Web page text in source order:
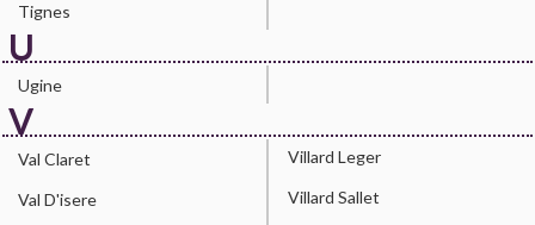
Tignes
U
Ugine
V
Val Claret
Val D'isere
Villard Leger
Villard Sallet